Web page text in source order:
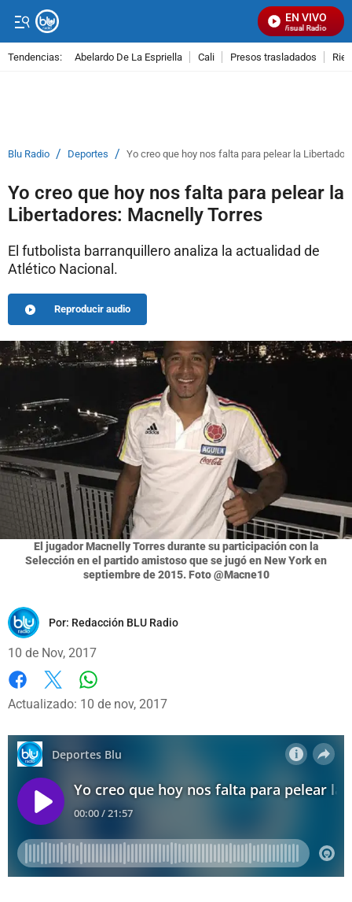
EN VIVO
Señal Visual Radio
Tendencias: Abelardo De La Espriella Cali Presos trasladados
Blu Radio / Deportes / Yo creo que hoy nos falta para pelear la
Yo creo que hoy nos falta para pelear la
Libertadores: Macnelly Torres
El futbolista barranquillero analiza la actualidad de
Atlético Nacional.
Reproducir audio
El jugador Macnelly Torres durante su participación con la
Selección en el partido amistoso que se jugó en New York en
septiembre de 2015. Foto @Macne10
Por: Redacción BLU Radio
10 de Nov, 2017
Facebook
X
Actualizado: 10 de nov, 2017